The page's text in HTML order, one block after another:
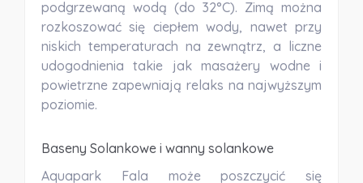
podgrzewaną wodą (do 32°C). Zimą można
rozkoszować się ciepłem wody, nawet przy
niskich temperaturach na zewnątrz, a liczne
udogodnienia takie jak masażery wodne i
powietrzne zapewniają relaks na najwyższym
poziomie.
Baseny Solankowe i wanny solankowe
Aquapark Fala może poszczycić się